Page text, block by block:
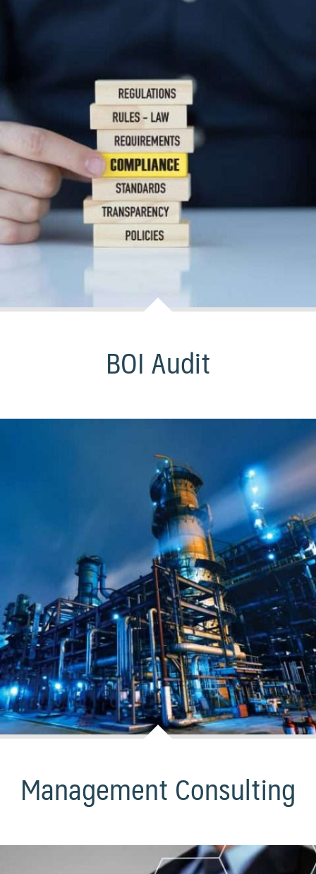
BOI Audit
Management Consulting